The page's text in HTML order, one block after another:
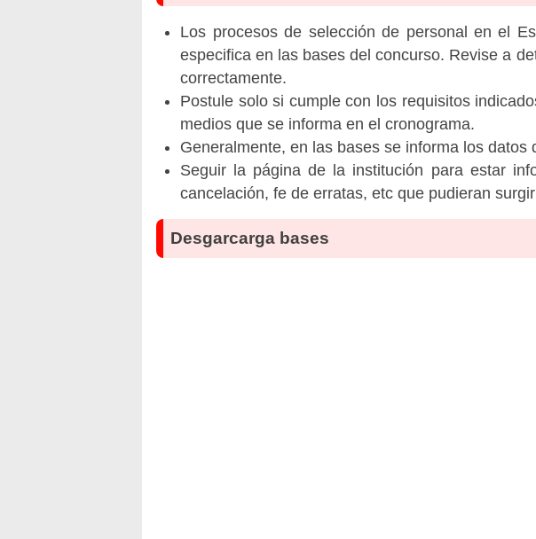
Los procesos de selección de personal en el
especifica en las bases del concurso. Revise a
correctamente.
Postule solo si cumple con los requisitos
medios que se informa en el cronograma.
Generalmente, en las bases se informa los
Seguir la página de la institución para estar
cancelación, fe de erratas, etc que pudieran
Desgarcarga bases